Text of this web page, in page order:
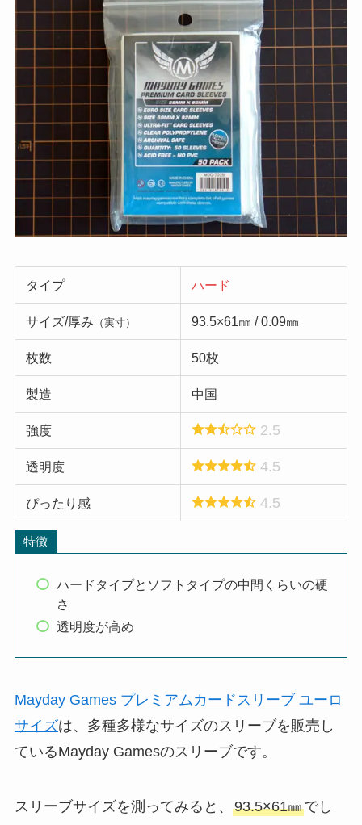
タイプ ハード
サイズ/厚み （実寸） 93.5×61㎜ / 0.09㎜
枚数 50枚
製造 中国
強度 2.5
透明度 4.5
ぴったり感 4.5
特徴
ハードタイプとソフトタイプの中間くらいの硬
さ
透明度が高め
Mayday Games プレミアムカードスリーブ ユーロ
サイズは、多種多様なサイズのスリーブを販売し
ているMayday Gamesのスリーブです。
スリーブサイズを測ってみると、 93.5×61㎜でし